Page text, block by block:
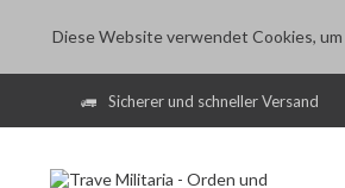
Diese Website verwendet Cookies,
Sicherer und schneller Versand